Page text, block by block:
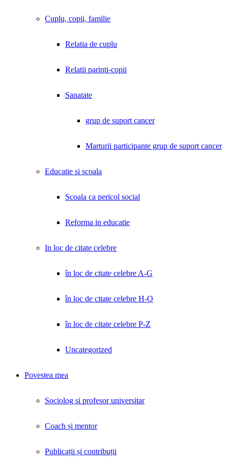
Cuplu, copii, familie
Relatia de cuplu
Relatii parinti-copii
Sanatate
grup de suport cancer
Marturii participante grup de suport cancer
Educatie si scoala
Scoala ca pericol social
Reforma in educatie
In loc de citate celebre
în loc de citate celebre A-G
în loc de citate celebre H-O
în loc de citate celebre P-Z
Uncategorized
Povestea mea
Sociolog si profesor universitar
Coach și mentor
Publicații și contribuții